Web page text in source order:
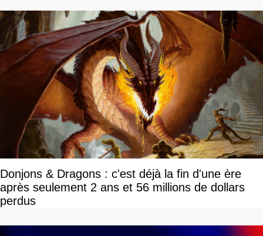
Donjons & Dragons : c'est déjà la fin d'une ère
après seulement 2 ans et 56 millions de dollars
perdus